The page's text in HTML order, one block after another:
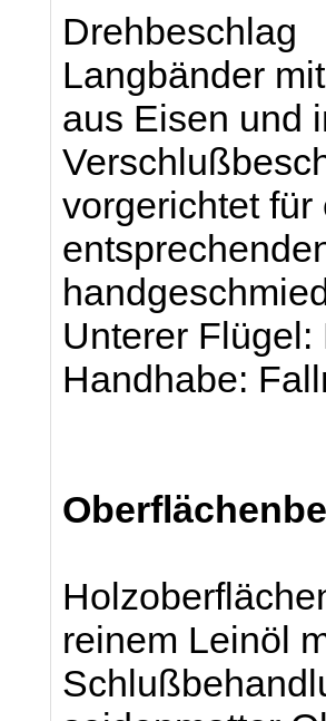
Drehbeschlag
Langbänder
aus Eisen und
vorgerichtet
Unterer Flügel:
Handhabe:
reinem Leinöl